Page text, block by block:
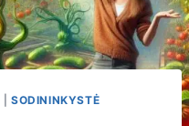
SODININKYSTĖ